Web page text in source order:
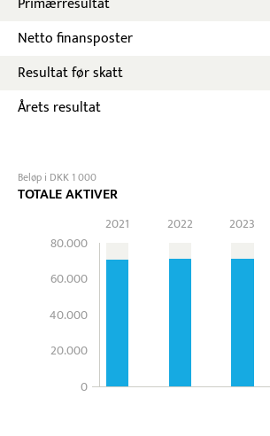
Netto finansposter
Resultat før skatt
Årets resultat
Beløp i DKK 1 000
TOTALE AKTIVER
80.000
60.000
40.000
20.000
0
2021 2022 2023